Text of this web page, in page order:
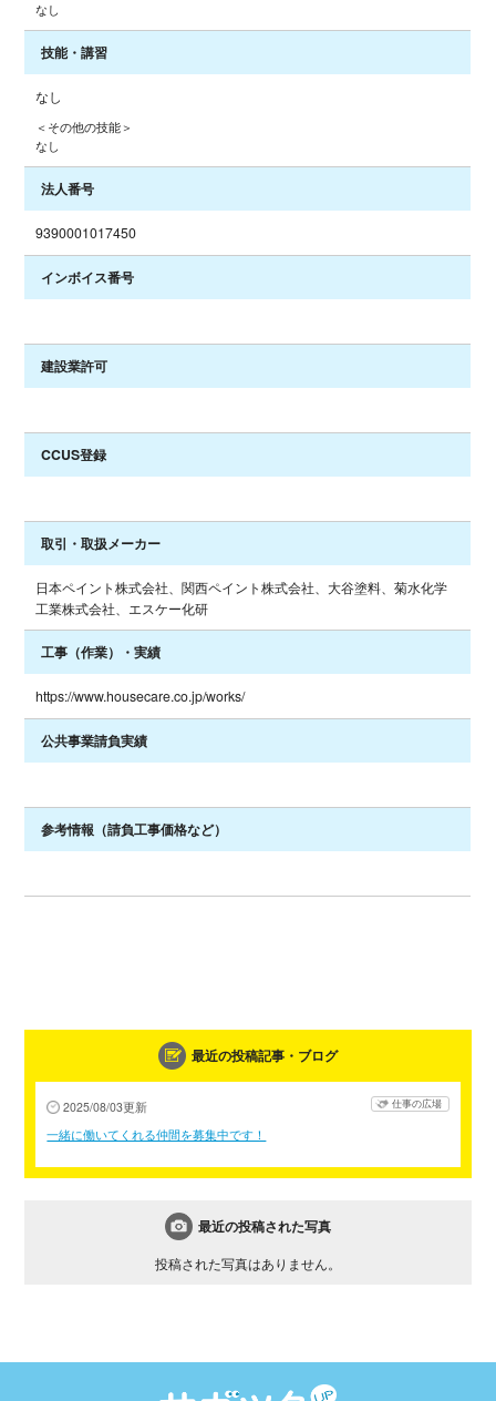
なし
技能・講習
なし
＜その他の技能＞
なし
法人番号
9390001017450
インボイス番号
建設業許可
CCUS登録
取引・取扱メーカー
日本ペイント株式会社、関西ペイント株式会社、大谷塗料、菊水化学
工業株式会社、エスケー化研
工事（作業）・実績
https://www.housecare.co.jp/works/
公共事業請負実績
参考情報 （請負工事価格など）
最近の投稿記事・ブログ
2025/08/03更新 仕事の広場
一緒に働いてくれる仲間を募集中です！
最近の投稿された写真
投稿された写真はありません。